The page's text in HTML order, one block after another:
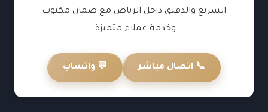
السريع والدقيق داخل الرياض مع ضمان مكتوب
وخدمة عملاء متميزة.
📞 اتصال مباشر 💬 واتساب